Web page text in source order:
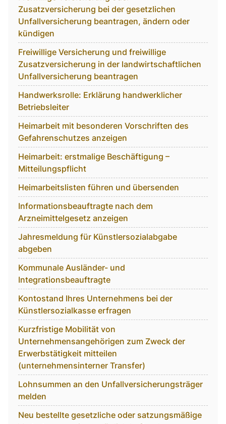
Zusatzversicherung bei der gesetzlichen
Unfallversicherung beantragen, ändern oder
kündigen
Freiwillige Versicherung und freiwillige
Zusatzversicherung in der landwirtschaftlichen
Unfallversicherung beantragen
Handwerksrolle: Erklärung handwerklicher
Betriebsleiter
Heimarbeit mit besonderen Vorschriften des
Gefahrenschutzes anzeigen
Heimarbeit: erstmalige Beschäftigung –
Mitteilungspflicht
Heimarbeitslisten führen und übersenden
Informationsbeauftragte nach dem
Arzneimittelgesetz anzeigen
Jahresmeldung für Künstlersozialabgabe
abgeben
Kommunale Ausländer- und
Integrationsbeauftragte
Kontostand Ihres Unternehmens bei der
Künstlersozialkasse erfragen
Kurzfristige Mobilität von
Unternehmensangehörigen zum Zweck der
Erwerbstätigkeit mitteilen
(unternehmensinterner Transfer)
Lohnsummen an den Unfallversicherungsträger
melden
Neu bestellte gesetzliche oder satzungsmäßige